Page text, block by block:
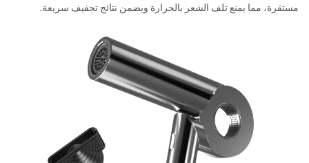
مستقرة، مما يمنع تلف الشعر بالحرارة ويضمن نتائج تجفيف سريعة.